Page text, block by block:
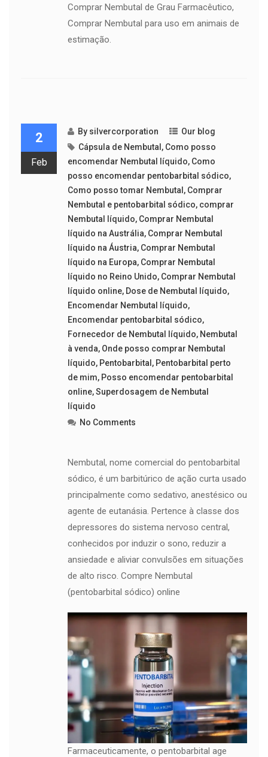
Comprar Nembutal de Grau Farmacêutico,
Comprar Nembutal para uso em animais de
estimação.
2
Feb
By silvercorporation
Our blog
Cápsula de Nembutal , Como posso
encomendar Nembutal líquido, Como
posso encomendar pentobarbital sódico,
Como posso tomar Nembutal , Comprar
Nembutal e pentobarbital sódico, comprar
Nembutal líquido, Comprar Nembutal
líquido na Austrália, Comprar Nembutal
líquido na Áustria, Comprar Nembutal
líquido na Europa, Comprar Nembutal
líquido no Reino Unido, Comprar Nembutal
líquido online, Dose de Nembutal líquido,
Encomendar Nembutal líquido,
Encomendar pentobarbital sódico,
Fornecedor de Nembutal líquido, Nembutal
à venda, Onde posso comprar Nembutal
líquido, Pentobarbital , Pentobarbital perto
de mim, Posso encomendar pentobarbital
online,Superdosagem de Nembutal
líquido
No Comments
Nembutal, nome comercial do pentobarbital
sódico, é um barbitúrico de ação curta usado
principalmente como sedativo, anestésico ou
agente de eutanásia. Pertence à classe dos
depressores do sistema nervoso central,
conhecidos por induzir o sono, reduzir a
ansiedade e aliviar convulsões em situações
de alto risco. Compre Nembutal
(pentobarbital sódico) online
Farmaceuticamente, o pentobarbital age